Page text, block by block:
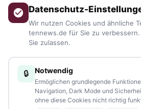
Bayern.
Aktuelle News, Hintergründe,
aus allen Regionen, Städten und
Blaulicht, von Kultur bis Sport, von
Veranstaltungen– immer aktuell,
Sie haben ein Thema, spannende
kennen eine Geschichte, die erzählt
Schreiben Sie uns – gemeinsam mit
Lesern bleiben wir am Puls der Zeit.
Datenschutz-
Wir nutzen Cookies und ähnliche
tennews.de für Sie zu
Sie zulassen.
🔒 Notwendig
Ermöglichen grundlegende
Navigation, Dark Mode und
ohne diese Cookies nicht richtig